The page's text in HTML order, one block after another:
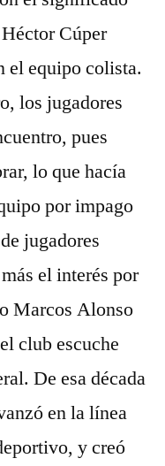
Cúper
el equipo colista.
los jugadores
pues
lo que hacía
por impago
jugadores
el interés por
Marcos Alonso
club escuche
De esa década
en la línea
y creó